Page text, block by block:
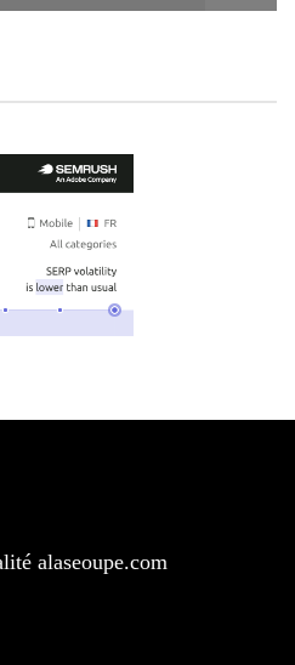
alaseoupe.com